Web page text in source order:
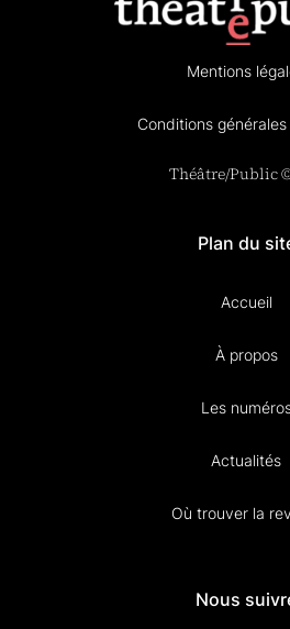
Mentions
Conditions
Théâtre/Public
Plan du
Accueil
À propos
Les
Actualités
Où trouver la
Nous